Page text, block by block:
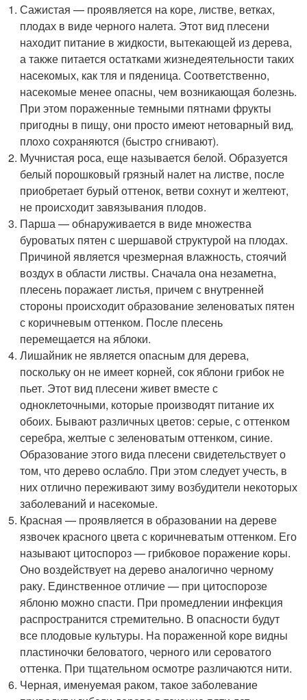
Сажистая — проявляется на коре, листве, ветках,
плодах в виде черного налета. Этот вид плесени
находит питание в жидкости, вытекающей из дерева,
а также питается остатками жизнедеятельности таких
насекомых, как тля и пяденица. Соответственно,
насекомые менее опасны, чем возникающая болезнь.
При этом пораженные темными пятнами фрукты
пригодны в пищу, они просто имеют нетоварный вид,
плохо сохраняются (быстро сгнивают).
Мучнистая роса, еще называется белой. Образуется
белый порошковый грязный налет на листве, после
приобретает бурый оттенок, ветви сохнут и желтеют,
не происходит завязывания плодов.
Парша — обнаруживается в виде множества
буроватых пятен с шершавой структурой на плодах.
Причиной является чрезмерная влажность, стоячий
воздух в области листвы. Сначала она незаметна,
плесень поражает листья, причем с внутренней
стороны происходит образование зеленоватых пятен
с коричневым оттенком. После плесень
перемещается на яблоки.
Лишайник не является опасным для дерева,
поскольку он не имеет корней, сок яблони грибок не
пьет. Этот вид плесени живет вместе с
одноклеточными, которые производят питание их
обоих. Бывают различных цветов: серые, с оттенком
серебра, желтые с зеленоватым оттенком, синие.
Образование этого вида плесени свидетельствует о
том, что дерево ослабло. При этом следует учесть, в
них отлично переживают зиму возбудители некоторых
заболеваний и насекомые.
Красная — проявляется в образовании на дереве
язвочек красного цвета с коричневатым оттенком. Его
называют цитоспороз — грибковое поражение коры.
Оно воздействует на дерево аналогично черному
раку. Единственное отличие — при цитоспорозе
яблоню можно спасти. При промедлении инфекция
распространится стремительно. В опасности будут
все плодовые культуры. На пораженной коре видны
пластиночки беловатого, черного или сероватого
оттенка. При тщательном осмотре различаются нити.
Черная, именуемая раком, такое заболевание